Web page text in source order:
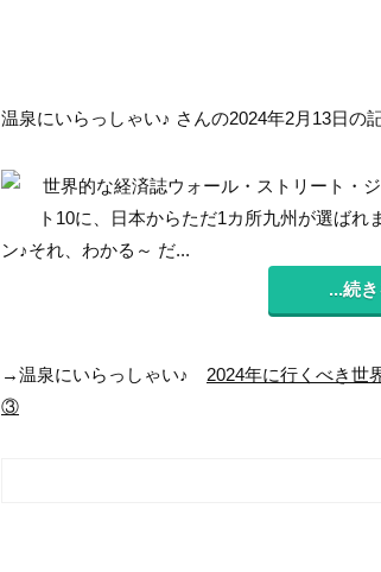
温泉にいらっしゃい♪ さんの2024年2月13日の
世界的な経済誌ウォール・ストリート・
ト10に、日本からただ1カ所九州が選ば
ン♪それ、わかる～ だ...
...続
→温泉にいらっしゃい♪ 2024年に行くべき世
③